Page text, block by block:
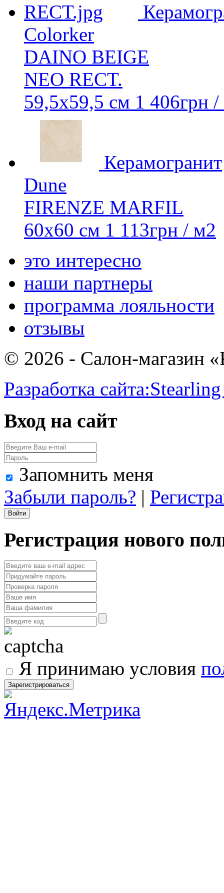
Colorker
DAINO BEIGE
NEO RECT.
59,5x59,5 см 1 406грн /
Керамогранит
Dune
FIRENZE MARFIL
60x60 см 1 113грн / м2
это интересно
наши партнеры
программа лояльности
отзывы
© 2026 - Салон-магазин
Разработка сайта:
Вход на сайт
Запомнить меня
Забыли пароль? |
Регистрация нового
Я принимаю условия